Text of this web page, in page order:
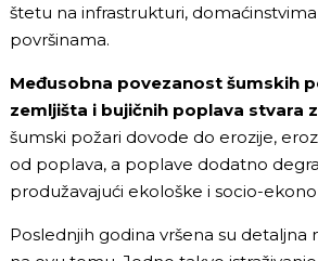
štetu na infrastrukturi,
površinama.
Međusobna povezanost šumskih
zemljišta i bujičnih poplava stvara
šumski požari dovode do erozije,
od poplava, a poplave dodatno
produžavajući ekološke i socio-
Poslednjih godina vršena su detaljna